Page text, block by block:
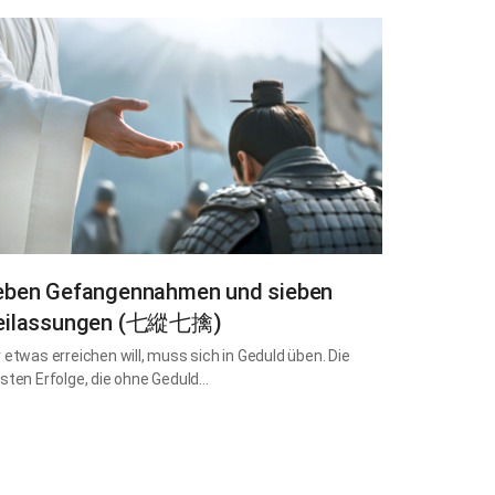
Gefangennahmen und sieben
(七縱七擒)
etwas erreichen will, muss sich in Geduld üben. Die
Erfolge, die ohne Geduld…